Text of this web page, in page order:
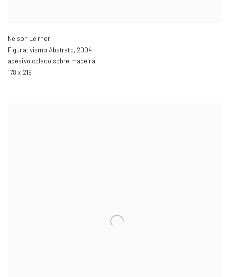
Nelson Leirner
Figurativismo Abstrato, 2004
adesivo colado sobre madeira
178 x 219